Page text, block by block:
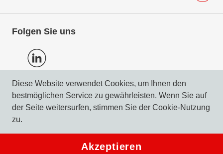
Folgen Sie uns
Datenschutz
Impressum & Compliance
Diese Website verwendet Cookies, um Ihnen den
bestmöglichen Service zu gewährleisten. Wenn Sie auf
der Seite weitersurfen, stimmen Sie der Cookie-Nutzung
zu.
Akzeptieren